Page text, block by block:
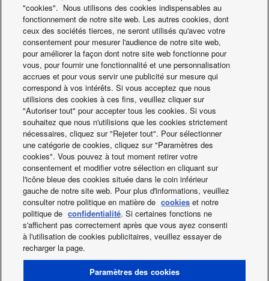
Cet hôtel de Bandung fait partie de la chaîne hôtelière
Patra Jasa présente dans de nombreuses régions autour
de l'Indonésie. Ouvert en 2012, cet établissement compte
85 chambres réparties dans deux bâtiments, toutes les
commodités de l'hôtel étant quant à elles hébergées au
sein de l'un de ces bâtiments. Les unités gainables
moyenne pression à moteur CC de Panasonic qui ont été
installées contribuent au confort et à la tranquillité des
clients de l'hôtel.
Facebook Instagram Youtube
LinkedIn
A propos de nous
RETOUR A LA PAGE D'ACCUEIL
Conditions d'utilisation
Politique de Confidentialité
Utilisation des Cookies
"cookies". Nous utilisons des cookies indispensables au
fonctionnement de notre site web. Les autres cookies, dont
ceux des sociétés tierces, ne seront utilisés qu'avec votre
consentement pour mesurer l'audience de notre site web,
pour améliorer la façon dont notre site web fonctionne pour
vous, pour fournir une fonctionnalité et une personnalisation
accrues et pour vous servir une publicité sur mesure qui
correspond à vos intérêts. Si vous acceptez que nous
utilisions des cookies à ces fins, veuillez cliquer sur
"Autoriser tout" pour accepter tous les cookies. Si vous
souhaitez que nous n'utilisions que les cookies strictement
nécessaires, cliquez sur "Rejeter tout". Pour sélectionner
une catégorie de cookies, cliquez sur "Paramètres des
cookies". Vous pouvez à tout moment retirer votre
consentement et modifier votre sélection en cliquant sur
l'icône bleue des cookies située dans le coin inférieur
gauche de notre site web. Pour plus d'informations, veuillez
consulter notre politique en matière de cookies et notre
politique de confidentialité. Si certaines fonctions ne
s'affichent pas correctement après que vous ayez consenti
à l'utilisation de cookies publicitaires, veuillez essayer de
recharger la page.
Paramètres des cookies